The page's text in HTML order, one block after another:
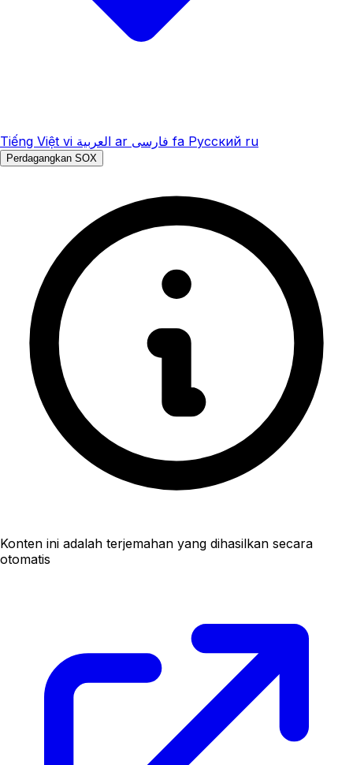
Tiếng Việt vi العربية ar فارسی fa Русский ru
Perdagangkan SOX
Konten ini adalah terjemahan yang dihasilkan secara
otomatis